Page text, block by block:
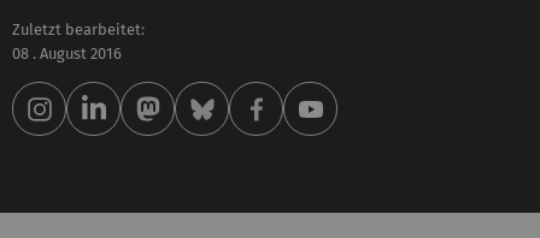
Zuletzt bearbeitet:
08 . August 2016